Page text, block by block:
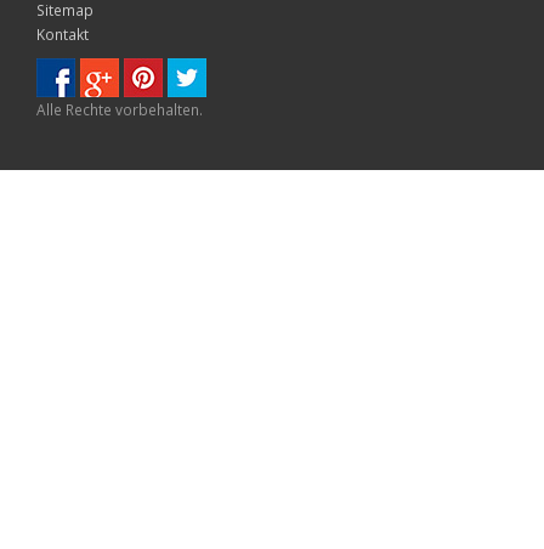
Sitemap
Kontakt
Alle Rechte vorbehalten.